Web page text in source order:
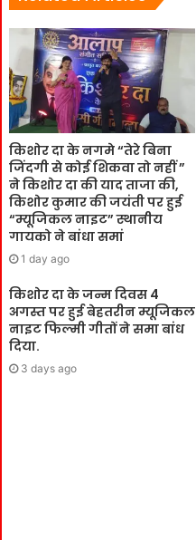
किशोर दा के नगमे “तेरे बिना
जिंदगी से कोई शिकवा तो नहीं ”
ने किशोर दा की याद ताजा की,
किशोर कुमार की जयंती पर हुई
“म्यूजिकल नाइट” स्थानीय
गायको ने बांधा समां
1 day ago
किशोर दा के जन्म दिवस 4
अगस्त पर हुई बेहतरीन म्यूजिकल
नाइट फिल्मी गीतों ने समा बांध
दिया.
3 days ago